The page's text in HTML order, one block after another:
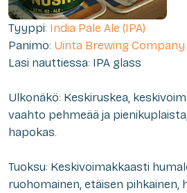
Tyyppi: India Pale Ale (IPA)
Panimo: Uinta Brewing Company
Lasi nauttiessa: IPA glass
Ulkonäkö: Keskiruskea,
vaahto pehmeää ja
hapokas.
Tuoksu: Keskivoimakkaasti
ruohomainen, etäisen pihkainen,